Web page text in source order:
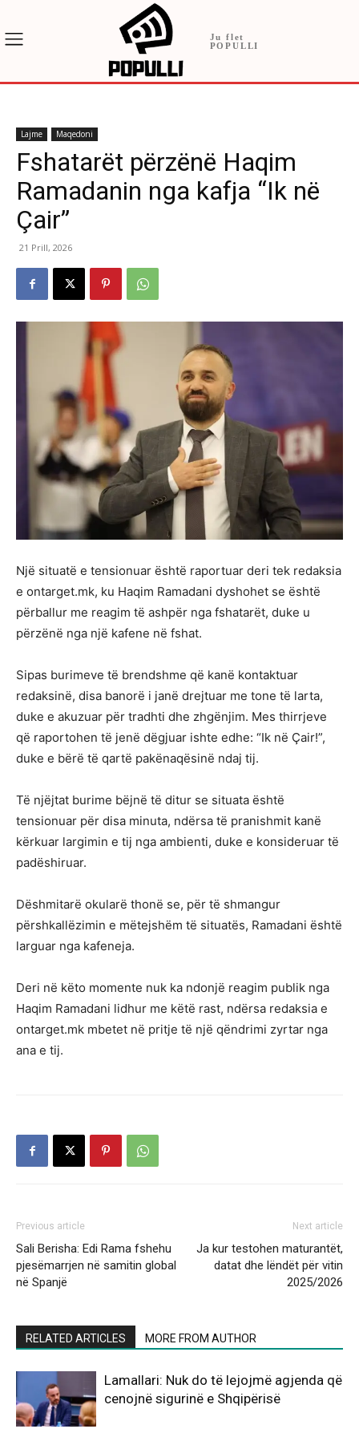
Ju flet
POPULLI
Lajme Maqedoni
Fshatarët përzënë Haqim
Ramadanin nga kafja “Ik në
Çair”
21 Prill, 2026
Një situatë e tensionuar është raportuar deri tek redaksia
e ontarget.mk, ku Haqim Ramadani dyshohet se është
përballur me reagim të ashpër nga fshatarët, duke u
përzënë nga një kafene në fshat.
Sipas burimeve të brendshme që kanë kontaktuar
redaksinë, disa banorë i janë drejtuar me tone të larta,
duke e akuzuar për tradhti dhe zhgënjim. Mes thirrjeve
që raportohen të jenë dëgjuar ishte edhe: “Ik në Çair!”,
duke e bërë të qartë pakënaqësinë ndaj tij.
Të njëjtat burime bëjnë të ditur se situata është
tensionuar për disa minuta, ndërsa të pranishmit kanë
kërkuar largimin e tij nga ambienti, duke e konsideruar të
padëshiruar.
Dëshmitarë okularë thonë se, për të shmangur
përshkallëzimin e mëtejshëm të situatës, Ramadani është
larguar nga kafeneja.
Deri në këto momente nuk ka ndonjë reagim publik nga
Haqim Ramadani lidhur me këtë rast, ndërsa redaksia e
ontarget.mk mbetet në pritje të një qëndrimi zyrtar nga
ana e tij.
Previous article
Sali Berisha: Edi Rama fshehu
pjesëmarrjen në samitin global
në Spanjë
Next article
Ja kur testohen maturantët,
datat dhe lëndët për vitin
2025/2026
RELATED ARTICLES MORE FROM AUTHOR
Lamallari: Nuk do të lejojmë agjenda që
cenojnë sigurinë e Shqipërisë